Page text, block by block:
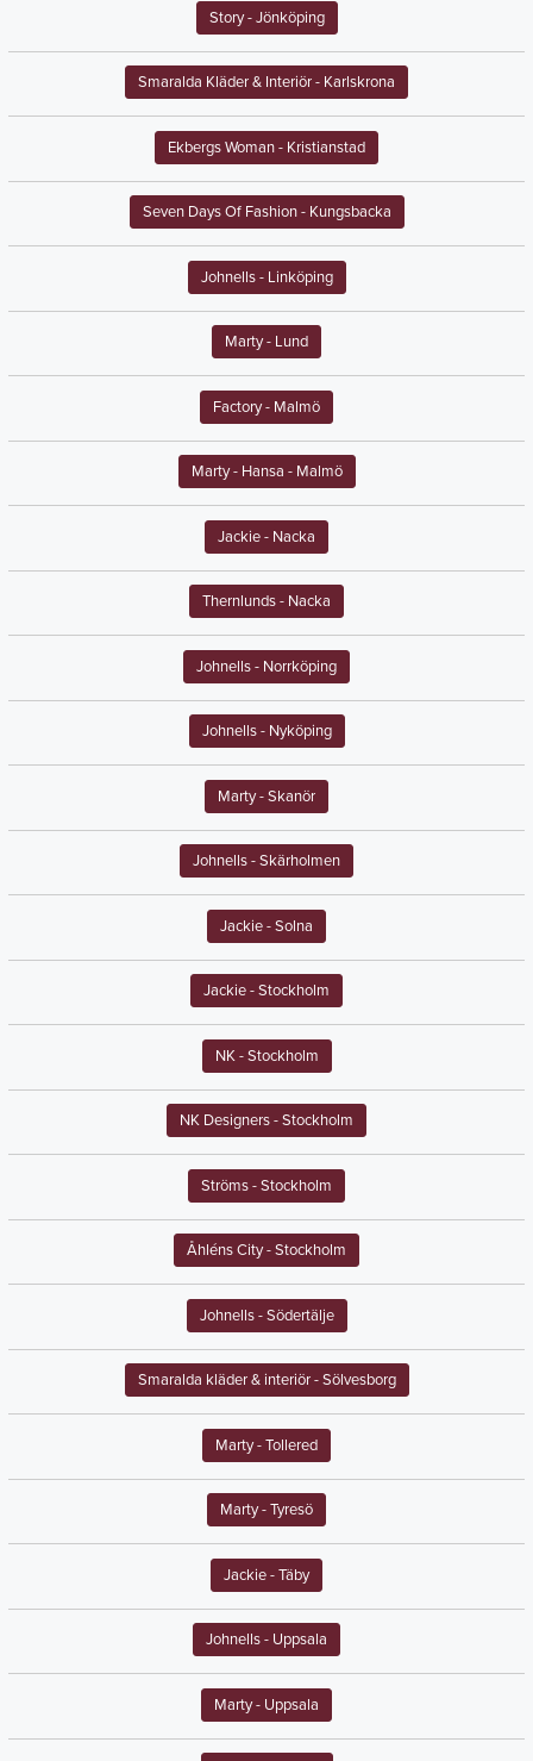
Story- Jönköping
Smaralda Kläder & Interiör- Karlskrona
Ekbergs Woman- Kristianstad
Seven Days Of Fashion- Kungsbacka
Johnells- Linköping
Marty- Lund
Factory- Malmö
Marty - Hansa - Malmö
Jackie- Nacka
Thernlunds- Nacka
Johnells- Norrköping
Johnells- Nyköping
Marty- Skanör
Johnells- Skärholmen
Jackie- Solna
Jackie- Stockholm
NK- Stockholm
NK Designers- Stockholm
Ströms- Stockholm
Åhléns City- Stockholm
Johnells- Södertälje
Smaralda kläder & interiör- Sölvesborg
Marty- Tollered
Marty- Tyresö
Jackie- Täby
Johnells- Uppsala
Marty- Uppsala